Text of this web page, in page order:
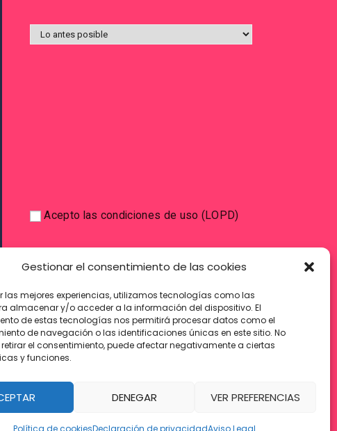
Gestionar el consentimiento de las cookies
las mejores experiencias, utilizamos tecnologías como las
almacenar y/o acceder a la información del dispositivo. El
de estas tecnologías nos permitirá procesar datos como el
de navegación o las identificaciones únicas en este sitio. No
el consentimiento, puede afectar negativamente a ciertas
y funciones.
DENEGAR VER PREFERENCIAS
Política de cookiesDeclaración de privacidadAviso Legal
Acepto las condiciones de uso (LOPD)